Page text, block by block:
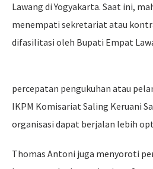
Lawang di Yogyakarta. Saat ini,
menempati sekretariat atau
difasilitasi oleh Bupati Empat
percepatan pengukuhan atau
IKPM Komisariat Saling Keruani
organisasi dapat berjalan lebih
Thomas Antoni juga menyoroti